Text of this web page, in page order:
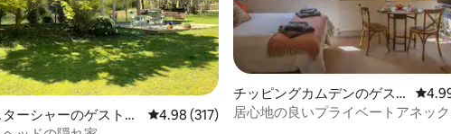
中4.98つ星の平均評価
ーシャーのゲストス
レビュー317件、5つ星中4.98つ星の平均評価
4.98 (317)
チッピングカムデンのゲス
トスイート
レビ
居心地の良いプライベートアネッ